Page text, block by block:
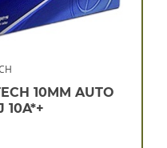
10MM AUTO
10A*+